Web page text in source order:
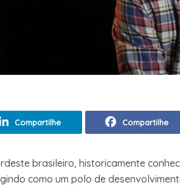
Compartilhe Compartilhe
brasileiro, historicamente
como um polo de